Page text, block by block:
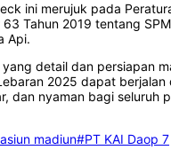
ini merujuk pada
Tahun 2019 tentang
Api.
detail dan persiapan
2025 dapat berjalan
dan nyaman bagi seluruh
madiun#PT KAI Daop 7